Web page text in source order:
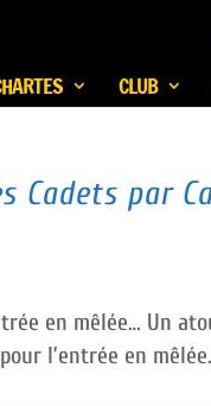
CLUB
Cadets par
en mêlée… Un
l’entrée en